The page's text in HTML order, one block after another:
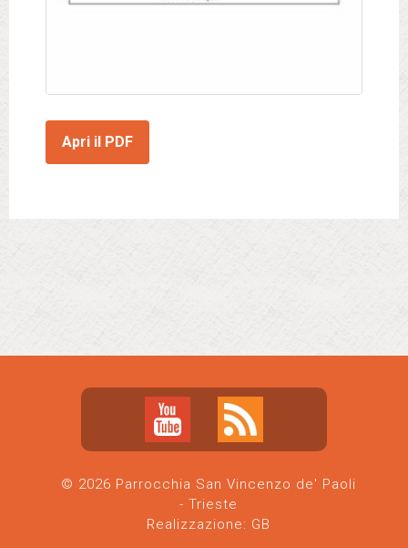
Apri il PDF
© 2026 Parrocchia San Vincenzo de' Paoli
- Trieste
Realizzazione: GB